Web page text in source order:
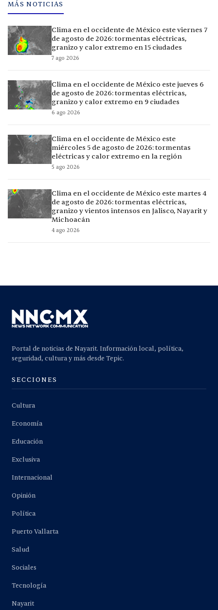
MÁS NOTICIAS
Clima en el occidente de México este viernes 7
de agosto de 2026: tormentas eléctricas,
granizo y calor extremo en 15 ciudades
7 ago 2026
Clima en el occidente de México este jueves 6
de agosto de 2026: tormentas eléctricas,
granizo y calor extremo en 9 ciudades
6 ago 2026
Clima en el occidente de México este
miércoles 5 de agosto de 2026: tormentas
eléctricas y calor extremo en la región
5 ago 2026
Clima en el occidente de México este martes 4
de agosto de 2026: tormentas eléctricas,
granizo y vientos intensos en Jalisco, Nayarit y
Michoacán
4 ago 2026
Portal de noticias de Nayarit. Información local, política,
seguridad, cultura y más desde Tepic.
SECCIONES
Cultura
Economía
Educación
Exclusiva
Internacional
Opinión
Política
Puerto Vallarta
Salud
Sociales
Tecnología
Nayarit